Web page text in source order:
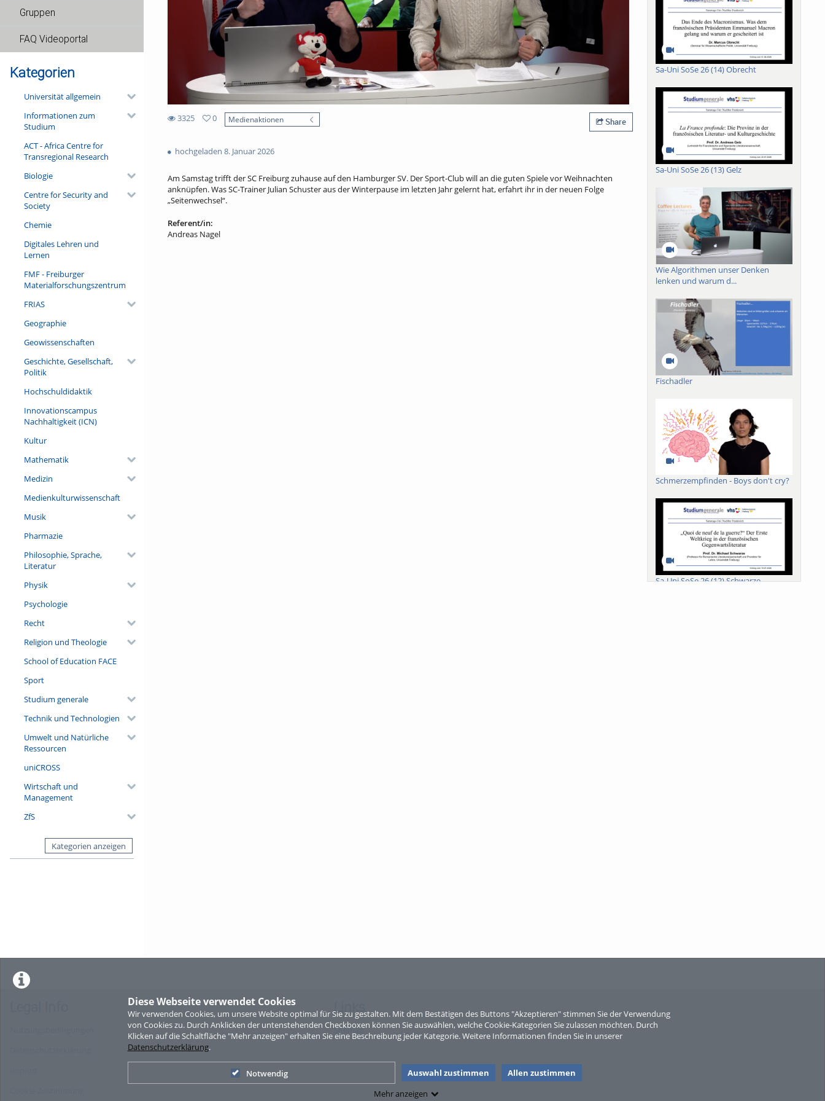
Diese Webseite verwendet Cookies
Wir verwenden Cookies, um unsere Website optimal für Sie zu gestalten. Mit dem Bestätigen des Buttons "Akzeptieren" stimmen Sie der Verwendung
von Cookies zu. Durch Anklicken der untenstehenden Checkboxen können Sie auswählen, welche Cookie-Kategorien Sie zulassen möchten. Durch
Klicken auf die Schaltfläche "Mehr anzeigen" erhalten Sie eine Beschreibung jeder Kategorie. Weitere Informationen finden Sie in unserer
Datenschutzerklärung.
Notwendig Auswahl zustimmen
Allen zustimmen
Mehr anzeigen
Gruppen
FAQ Videoportal
Kategorien
Universität allgemein
Informationen zum
Studium
ACT - Africa Centre for
Transregional Research
Biologie
Centre for Security and
Society
Chemie
Digitales Lehren und
Lernen
FMF - Freiburger
Materialforschungszentrum
FRIAS
Geographie
Geowissenschaften
Geschichte, Gesellschaft,
Politik
Hochschuldidaktik
Innovationscampus
Nachhaltigkeit (ICN)
Kultur
Mathematik
Medizin
Medienkulturwissenschaft
Musik
Pharmazie
Philosophie, Sprache,
Literatur
Physik
Psychologie
Recht
Religion und Theologie
School of Education FACE
Sport
Studium generale
Technik und Technologien
Umwelt und Natürliche
Ressourcen
uniCROSS
Wirtschaft und
Management
ZfS
Kategorien anzeigen
3325
views
0
Medienaktionen Share
hochgeladen 8. Januar 2026
Am Samstag trifft der SC Freiburg zuhause auf den Hamburger SV. Der Sport-Club will an die guten Spiele vor Weihnachten
anknüpfen. Was SC-Trainer Julian Schuster aus der Winterpause im letzten Jahr gelernt hat, erfahrt ihr in der neuen Folge
„Seitenwechsel“.
Referent/in:
Andreas Nagel
Sa-Uni SoSe 26 (14) Obrecht
Sa-Uni SoSe 26 (13) Gelz
Wie Algorithmen unser Denken
lenken und warum d...
Fischadler
Schmerzempfinden - Boys don't cry?
Sa-Uni SoSe 26 (12) Schwarze
Sperber
Links
Sitemap